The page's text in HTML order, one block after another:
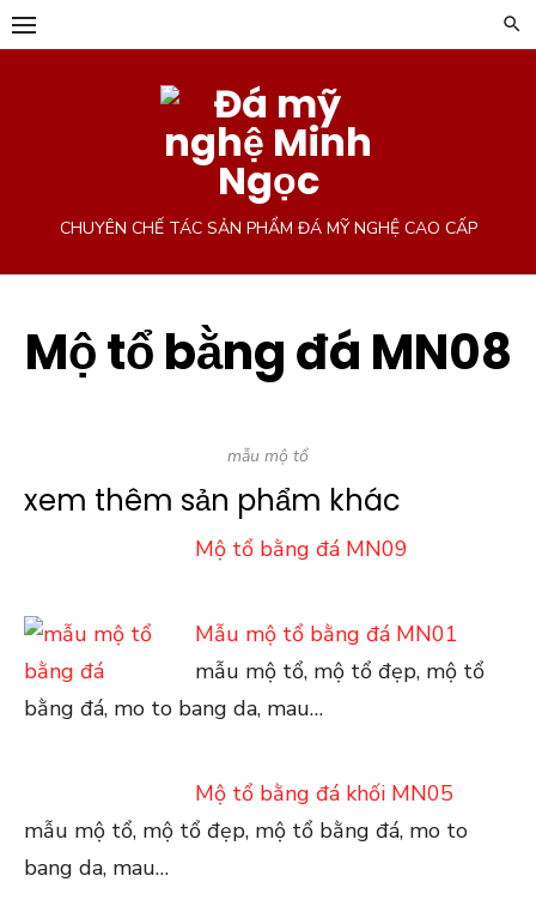
Chuyển
tới
CHUYÊN CHẾ TÁC SẢN PHẨM ĐÁ MỸ NGHỆ CAO CẤP
Mộ tổ bằng đá MN08
mẫu mộ tổ
xem thêm sản phẩm khác
Mộ tổ bằng đá MN09
Mẫu mộ tổ bằng đá MN01
mẫu mộ tổ, mộ tổ đẹp, mộ tổ
bằng đá, mo to bang da, mau…
Mộ tổ bằng đá khối MN05
mẫu mộ tổ, mộ tổ đẹp, mộ tổ bằng đá, mo to
bang da, mau…